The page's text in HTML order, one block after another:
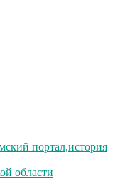
портал,история
области